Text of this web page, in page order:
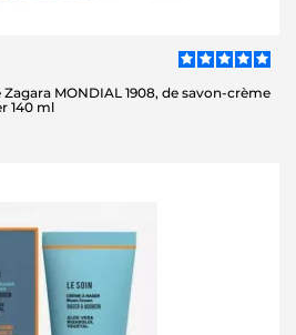
MONDIAL 1908, de savon-crème
140 ml